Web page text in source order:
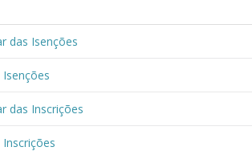
das Isenções
das Inscrições